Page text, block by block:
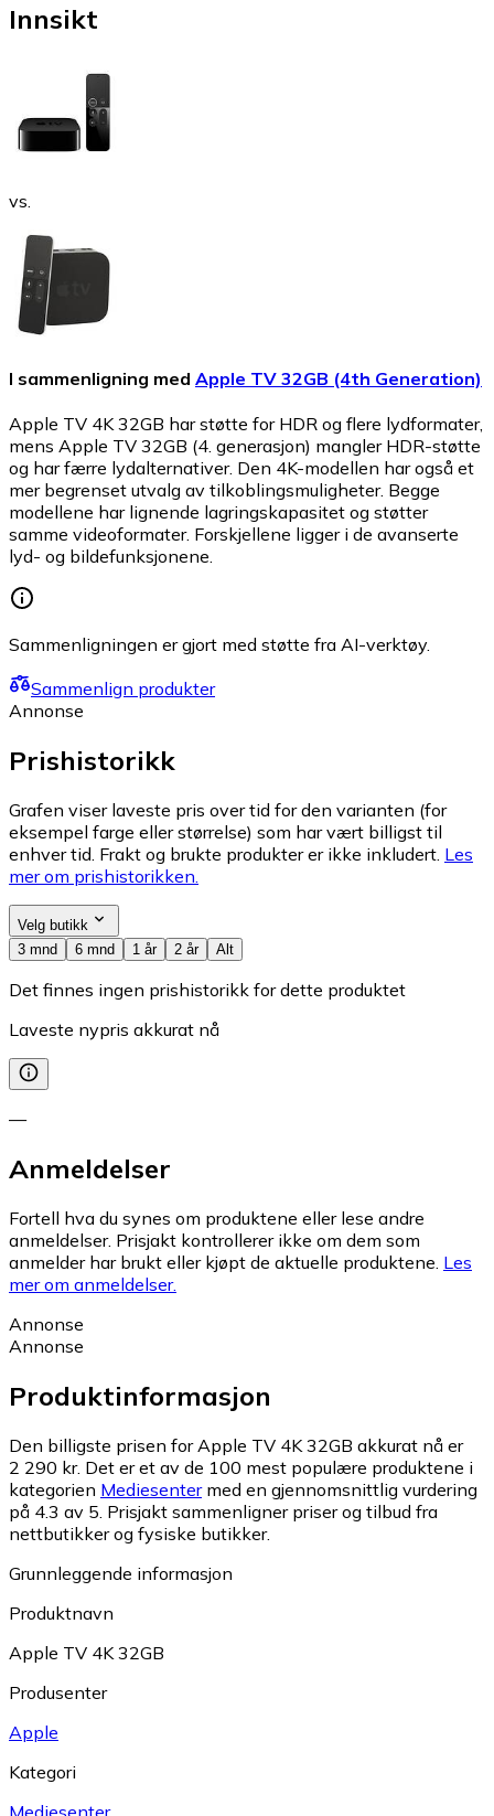
Innsikt
vs.
I sammenligning med Apple TV 32GB (4th Generation)
Apple TV 4K 32GB har støtte for HDR og flere lydformater,
mens Apple TV 32GB (4. generasjon) mangler HDR-støtte
og har færre lydalternativer. Den 4K-modellen har også et
mer begrenset utvalg av tilkoblingsmuligheter. Begge
modellene har lignende lagringskapasitet og støtter
samme videoformater. Forskjellene ligger i de avanserte
lyd- og bildefunksjonene.
Sammenligningen er gjort med støtte fra AI-verktøy.
Sammenlign produkter
Annonse
Prishistorikk
Grafen viser laveste pris over tid for den varianten (for
eksempel farge eller størrelse) som har vært billigst til
enhver tid. Frakt og brukte produkter er ikke inkludert. Les
mer om prishistorikken.
Velg butikk
3 mnd
6 mnd 1 år 2 år Alt
Det finnes ingen prishistorikk for dette produktet
Laveste nypris akkurat nå
—
Anmeldelser
Fortell hva du synes om produktene eller lese andre
anmeldelser. Prisjakt kontrollerer ikke om dem som
anmelder har brukt eller kjøpt de aktuelle produktene. Les
mer om anmeldelser.
Annonse
Annonse
Produktinformasjon
Den billigste prisen for Apple TV 4K 32GB akkurat nå er
2 290 kr. Det er et av de 100 mest populære produktene i
kategorien Mediesentermed en gjennomsnittlig vurdering
på 4.3 av 5. Prisjakt sammenligner priser og tilbud fra
nettbutikker og fysiske butikker.
Grunnleggende informasjon
Produktnavn
Apple TV 4K 32GB
Produsenter
Apple
Kategori
Mediesenter